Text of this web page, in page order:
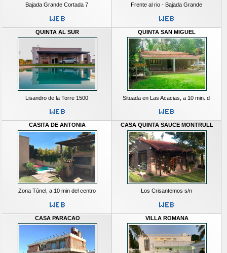
Bajada Grande Cortada 7 Frente al rio - Bajada Grande
QUINTA AL SUR
Lisandro de la Torre 1500
QUINTA SAN MIGUEL
Situada en Las Acacias, a 10 min. d
CASITA DE ANTONIA
Zona Túnel, a 10 min del centro
CASA QUINTA SAUCE MONTRULL
Los Crisantemos s/n
CASA PARACAO VILLA ROMANA